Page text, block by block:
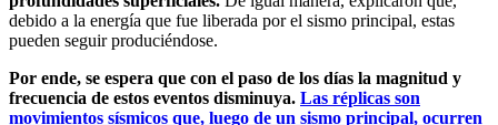
debido a la energía que fue liberada por el sismo principal, estas
pueden seguir produciéndose.
Por ende, se espera que con el paso de los días la magnitud y
frecuencia de estos eventos disminuya. Las réplicas son
movimientos sísmicos que, luego de un sismo principal, ocurren